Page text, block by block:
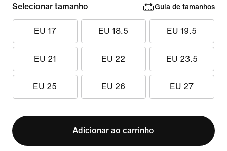
Selecionar tamanho Guia de tamanhos
EU 17 EU 18.5 EU 19.5
EU 21 EU 22 EU 23.5
EU 25 EU 26 EU 27
Adicionar ao carrinho